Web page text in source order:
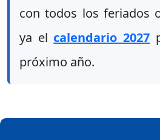
con todos los feriados
ya el calendario 2027
próximo año.